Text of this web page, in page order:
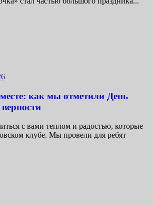
как мы отметили День
с вами теплом и радостью, которые
клубе. Мы провели для ребят